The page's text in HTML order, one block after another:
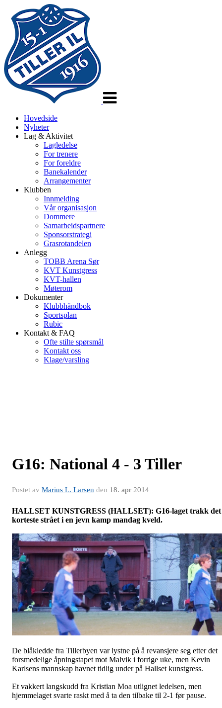
Hovedside
Nyheter
Lag & Aktivitet
Lagledelse
For trenere
For foreldre
Banekalender
Arrangementer
Klubben
Innmelding
Vår organisasjon
Dommere
Samarbeidspartnere
Sponsorstrategi
Grasrotandelen
Anlegg
TOBB Arena Sør
KVT Kunstgress
KVT-hallen
Møterom
Dokumenter
Klubbhåndbok
Sportsplan
Rubic
Kontakt & FAQ
Ofte stilte spørsmål
Kontakt oss
Klage/varsling
G16: National 4 - 3 Tiller
Postet av Marius L. Larsen den 18. apr 2014
HALLSET KUNSTGRESS (HALLSET): G16-laget trakk det
korteste strået i en jevn kamp mandag kveld.
De blåkledde fra Tillerbyen var lystne på å revansjere seg etter det
forsmedelige åpningstapet mot Malvik i forrige uke, men Kevin
Karlsens mannskap havnet tidlig under på Hallset kunstgress.
Et vakkert langskudd fra Kristian Moa utlignet ledelsen, men
hjemmelaget svarte raskt med å ta den tilbake til 2-1 før pause.